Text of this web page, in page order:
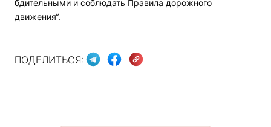
бдительными и соблюдать Правила дорожного
движения“.
ПОДЕЛИТЬСЯ: